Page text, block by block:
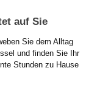
auf Sie
Sie dem Alltag
und finden Sie Ihr
Stunden zu Hause